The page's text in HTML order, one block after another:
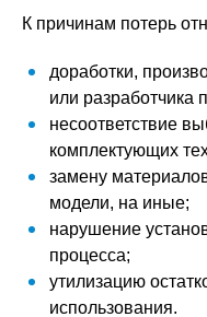
К причинам потерь
доработки,
или разработчика
несоответствие
комплектующих
замену
модели, на иные;
нарушение
процесса;
утилизацию
использования.